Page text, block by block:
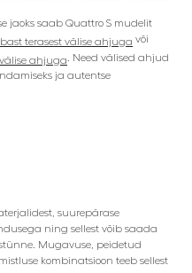
jaoks saab Quattro S mudelit
terasest välise ahjuga või
ahjuga . Need välised ahjud
ja autentse
suurepärase
ning sellest võib saada
Mugavuse, peidetud
kombinatsioon teeb sellest